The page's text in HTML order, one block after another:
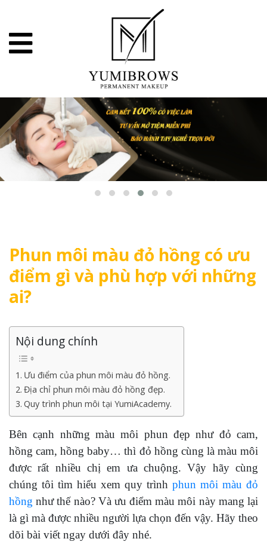
Phun môi màu đỏ hồng có ưu
điểm gì và phù hợp với những
ai?
Nội dung chính
Ưu điểm của phun môi màu đỏ hồng.
Địa chỉ phun môi màu đỏ hồng đẹp.
Quy trình phun môi tại YumiAcademy.
Bên cạnh những màu môi phun đẹp như đỏ cam,
hồng cam, hồng baby… thì đỏ hồng cùng là màu môi
được rất nhiều chị em ưa chuộng. Vậy hãy cùng
chúng tôi tìm hiểu xem quy trình phun môi màu đỏ
hồng như thế nào? Và ưu điểm màu môi này mang lại
là gì mà được nhiều người lựa chọn đến vậy. Hãy theo
dõi bài viết ngay dưới đây nhé.